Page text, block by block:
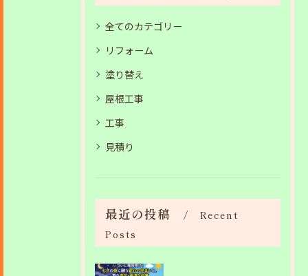
全てのカテゴリー
リフォーム
塗り替え
屋根工事
工事
見積り
最近の投稿
Recent
Posts